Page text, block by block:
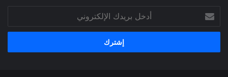
بريدك
الإلكتروني